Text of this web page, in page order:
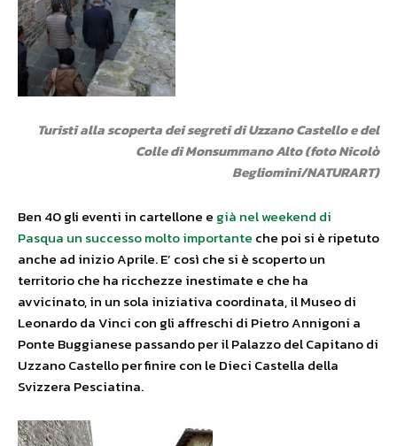
Turisti alla scoperta dei segreti di Uzzano Castello e del
Colle di Monsummano Alto (foto Nicolò
Begliomini/NATURART)
Ben 40 gli eventi in cartellone e già nel weekend di
Pasqua un successo molto importante che poi si è ripetuto
anche ad inizio Aprile. E’ così che si è scoperto un
territorio che ha ricchezze inestimate e che ha
avvicinato, in un sola iniziativa coordinata, il Museo di
Leonardo da Vinci con gli affreschi di Pietro Annigoni a
Ponte Buggianese passando per il Palazzo del Capitano di
Uzzano Castello per finire con le Dieci Castella della
Svizzera Pesciatina.